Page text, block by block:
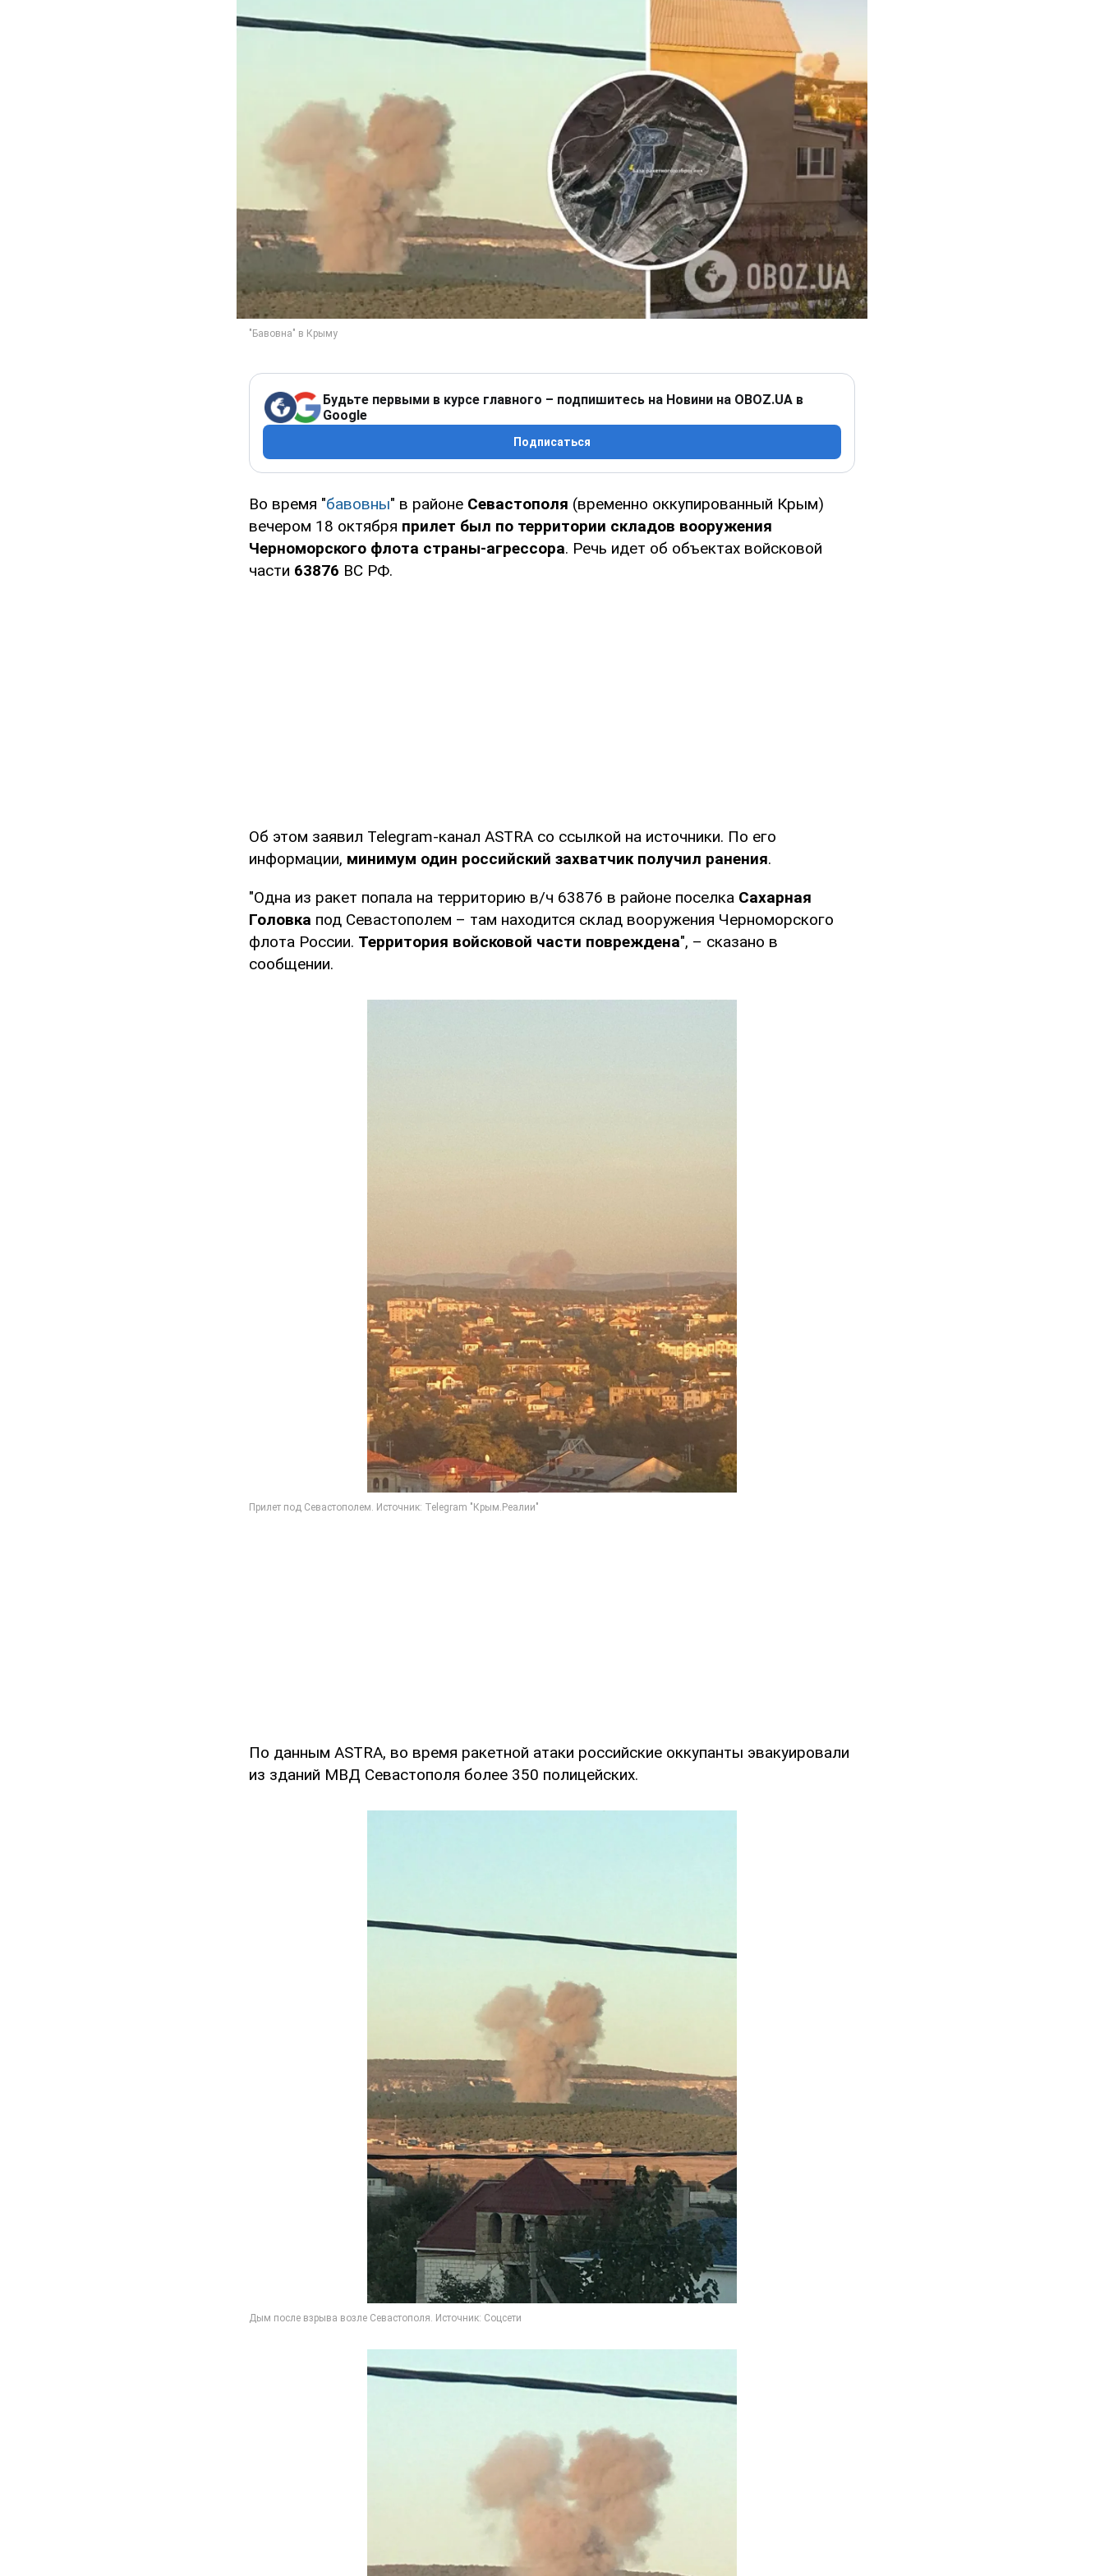
Будьте первыми в курсе главного – подпишитесь на Новини на OBOZ.UA в
Google
Подписаться
Во время "бавовны" в районе Севастополя (временно оккупированный Крым)
вечером 18 октября прилет был по территории складов вооружения
Черноморского флота страны-агрессора. Речь идет об объектах войсковой
части 63876 ВС РФ.
Об этом заявил Telegram-канал ASTRA со ссылкой на источники. По его
информации, минимум один российский захватчик получил ранения.
"Одна из ракет попала на территорию в/ч 63876 в районе поселка Сахарная
Головка под Севастополем – там находится склад вооружения Черноморского
флота России. Территория войсковой части повреждена", – сказано в
сообщении.
По данным ASTRA, во время ракетной атаки российские оккупанты эвакуировали
из зданий МВД Севастополя более 350 полицейских.